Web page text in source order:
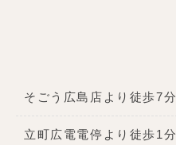
そごう広島店より徒歩7分
立町広電電停より徒歩1分